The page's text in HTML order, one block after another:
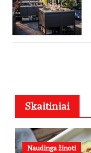
Skaitiniai
Naudinga žinoti